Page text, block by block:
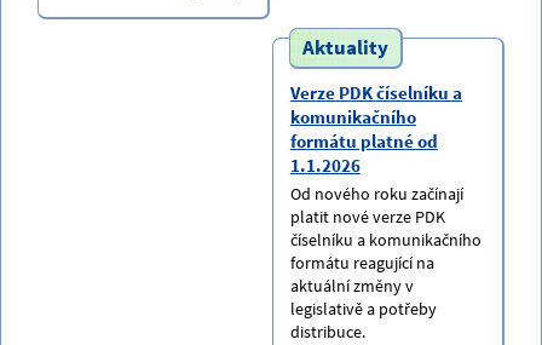
Aktuality
Verze PDK číselníku a
komunikačního
formátu platné od
1.1.2026
Od nového roku začínají
platit nové verze PDK
číselníku a komunikačního
formátu reagující na
aktuální změny v
legislativě a potřeby
distribuce.